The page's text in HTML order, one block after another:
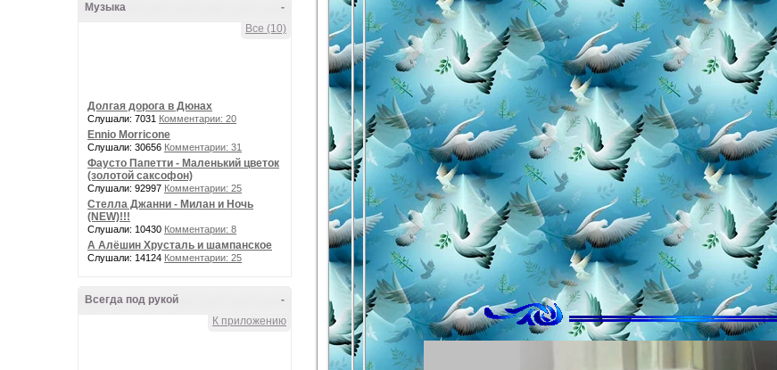
-
Музыка
Все (10)
Долгая дорога в Дюнах
Слушали: 7031 Комментарии: 20
Ennio Morricone
Слушали: 30656 Комментарии: 31
Фаусто Папетти - Маленький цветок
(золотой саксофон)
Слушали: 92997 Комментарии: 25
Стелла Джанни - Милан и Ночь
(NEW)!!!
Слушали: 10430 Комментарии: 8
А Алёшин Хрусталь и шампанское
Слушали: 14124 Комментарии: 25
-
Всегда под рукой
К приложению